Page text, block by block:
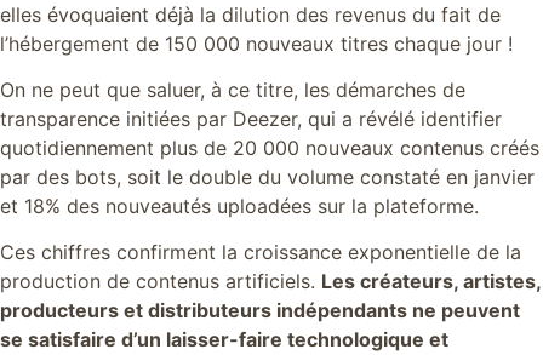
elles évoquaient déjà la dilution des revenus du fait de
l’hébergement de 150 000 nouveaux titres chaque jour !
On ne peut que saluer, à ce titre, les démarches de
transparence initiées par Deezer, qui a révélé identifier
quotidiennement plus de 20 000 nouveaux contenus créés
par des bots, soit le double du volume constaté en janvier
et 18% des nouveautés uploadées sur la plateforme.
Ces chiffres confirment la croissance exponentielle de la
production de contenus artificiels. Les créateurs, artistes,
producteurs et distributeurs indépendants ne peuvent
se satisfaire d’un laisser-faire technologique et